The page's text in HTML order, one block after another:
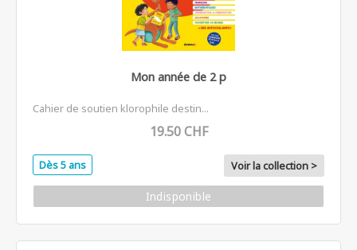
Mon année de 2 p
Cahier de soutien klorophile destin...
19.50 CHF
Dès 5 ans Voir la collection >
Indisponible